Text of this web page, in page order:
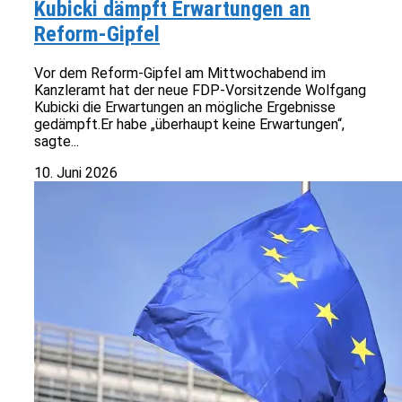
Kubicki dämpft Erwartungen an
Reform-Gipfel
Vor dem Reform-Gipfel am Mittwochabend im
Kanzleramt hat der neue FDP-Vorsitzende Wolfgang
Kubicki die Erwartungen an mögliche Ergebnisse
gedämpft.Er habe „überhaupt keine Erwartungen“,
sagte...
10. Juni 2026